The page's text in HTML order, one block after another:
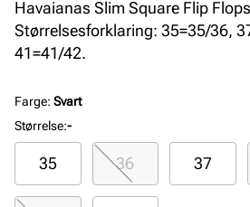
Havaianas Slim Square Flip
Størrelsesforklaring: 35=35/36,
41=41/42.
Farge: Svart
Størrelse:-
35 36 37